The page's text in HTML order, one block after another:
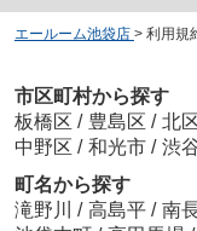
エールーム池袋店 > 利用規
市区町村から探す
板橋区 / 豊島区 / 北
中野区 / 和光市 / 渋
町名から探す
滝野川 / 高島平 / 南